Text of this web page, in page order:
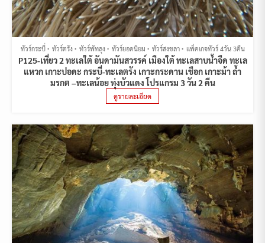
ทัวร์กระบี่ ทัวร์ตรัง ทัวร์พัทลุง ทัวร์ยอดนิยม ทัวร์สงขลา แพ็คเกจทัวร์ 4วัน 3คืน
P125-เที่ยว 2 ทะเลใต้ อันดามันสวรรค์ เมืองใต้ ทะเลสาบน้ำจืด ทะเล
แหวก เกาะปอดะ กระบี่-ทะเลตรัง เกาะกระดาน เชือก เกาะม้า ถ้ำ
มรกต –ทะเลน้อย ทุ่งบัวแดง โปรแกรม 3 วัน 2 คืน
ดูรายละเอียด